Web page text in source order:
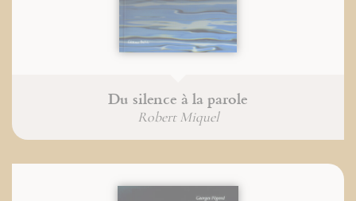
Du silence à la parole
Robert Miquel